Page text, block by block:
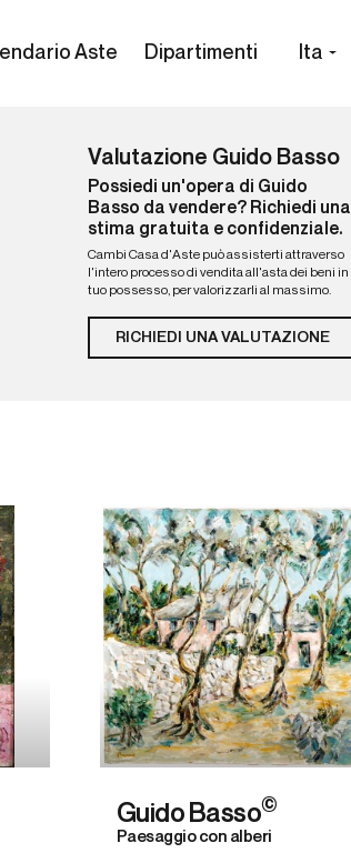
Aste Dipartimenti Ita
Valutazione Guido Basso
Possiedi un'opera di Guido
Basso da vendere? Richiedi una
stima gratuita e confidenziale.
Cambi Casa d'Aste può assisterti attraverso
l'intero processo di vendita all'asta dei beni in
tuo possesso, per valorizzarli al massimo.
RICHIEDI UNA VALUTAZIONE
Guido Basso©
Paesaggio con alberi